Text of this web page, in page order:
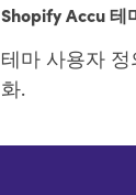
Shopify Accu 테
테마 사용자
화.